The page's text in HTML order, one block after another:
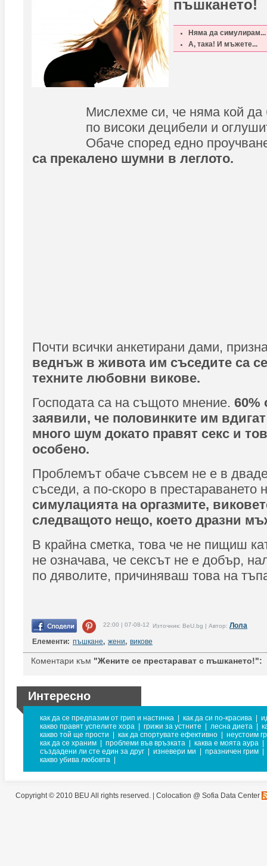
пъшкането!
Няма да симулирам...
А, така! И мъжете...
Мислехме си, че няма кой да
по високи децибели и
Обаче според едно
са прекалено шумни в леглото.
Почти всички анкетирани дами,
веднъж в живота им съседите са
техните любовни викове.
Господата са на същото мнение. 60%
заявили, че половинките им
много шум докато правят секс и
особено.
Проблемът обаче съвсем не е в
съседи, а по-скоро в престараването
симулацията на оргазмите,
следващото нещо, което дразни
В крайна сметка, това че не пищиш
не означава, че сексът не е добър,
по дяволите, причиняваш това на
22:00 | 07-08-12 Източник: BeU.bg | Автор: Лола
Елементи: пъшкане, жени, викове
Коментари към "Жените се престарават с пъшкането!":
Интересно
как да се предпазим от грип и настинка как да си по-красива
какво правят успелите хора
грижи за устните лесна диета
какво той ще прости
как да спортувате ефективно
неустоим
как да се храним
проблеми във връзката каква е моята аура
създадени ли сте един за друг
изневери ми празничен грим
какво убива любовта
Copyright © 2010 BEU All rights reserved. | Colocation @ Sofia Data Center